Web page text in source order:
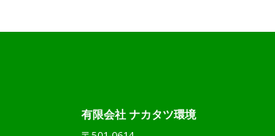
有限会社 ナカタツ環境